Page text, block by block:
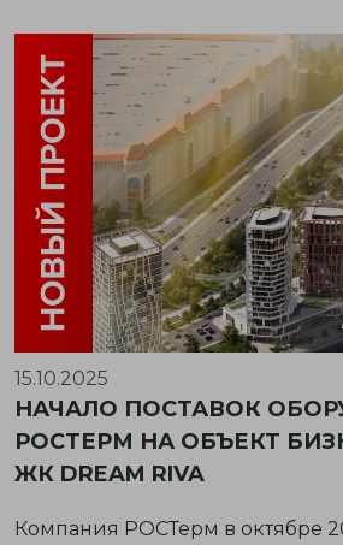
15.10.2025
НАЧАЛО ПОСТАВОК
РОСТЕРМ НА ОБЪЕКТ
ЖК DREAM RIVA
Компания РОСТерм в октябре